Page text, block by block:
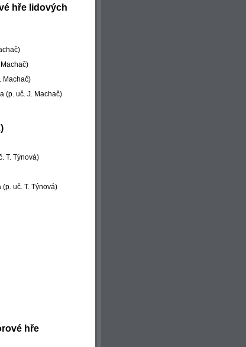
hře lidových
Machač)
Machač)
(p. uč. J. Machač)
T. Týnová)
uč. T. Týnová)
hře